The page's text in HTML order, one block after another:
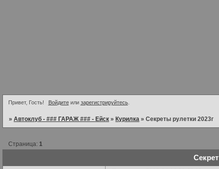
Привет, Гость! Войдитеили зарегистрируйтесь.
»Автоклуб - ### ГАРАЖ ### - Ейск » Курилка »Секреты рулетки 2023г
Страница:1